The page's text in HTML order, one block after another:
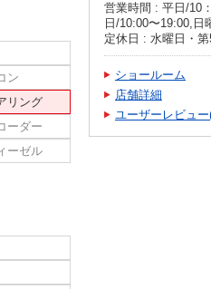
ン
リング
ーダー
ーゼル
営業時間 : 平日/10
日/10:00〜19:00,日
定休日 : 水曜日・第
ショールーム
店舗詳細
ユーザーレビュ